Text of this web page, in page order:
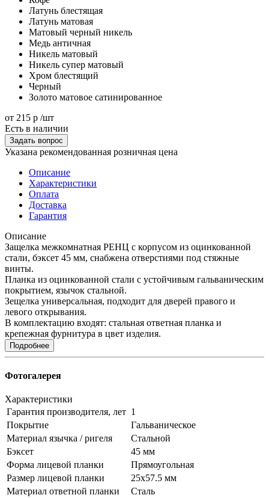
Латунь блестящая
Латунь матовая
Матовый черный никель
Медь античная
Никель матовый
Никель супер матовый
Хром блестящий
Черный
Золото матовое сатинированное
от 215 р /шт
Есть в наличии
Задать вопрос
Указана рекомендованная розничная цена
Описание
Характеристики
Оплата
Доставка
Гарантия
Описание
Защелка межкомнатная РЕНЦ с корпусом из оцинкованной
стали, бэксет 45 мм, снабжена отверстиями под стяжные
винты.
Планка из оцинкованной стали с устойчивым гальваническим
покрытием, язычок стальной.
Зещелка универсальная, подходит для дверей правого и
левого открывания.
В комплектацию входят: стальная ответная планка и
крепежная фурнитура в цвет изделия.
Подробнее
Фотогалерея
Характеристики
Гарантия производителя, лет 1
Покрытие
Гальваническое
Материал язычка / ригеля
Стальной
Бэксет
45 мм
Форма лицевой планки
Прямоугольная
Размер лицевой планки
25x57.5 мм
Материал ответной планки
Сталь